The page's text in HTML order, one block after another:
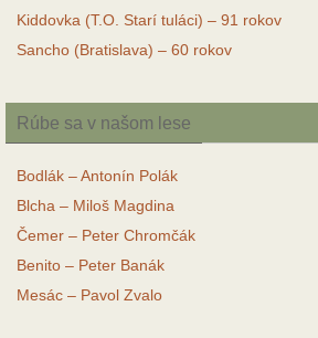
Kiddovka (T.O. Starí tuláci) – 91 rokov
Sancho (Bratislava) – 60 rokov
Rúbe sa v našom lese
Bodlák – Antonín Polák
Blcha – Miloš Magdina
Čemer – Peter Chromčák
Benito – Peter Banák
Mesác – Pavol Zvalo